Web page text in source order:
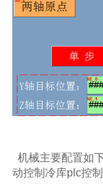
机械主要配置如
动控制冷库plc控